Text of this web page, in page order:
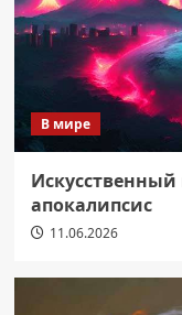
В мире
апокалипсис
11.06.2026